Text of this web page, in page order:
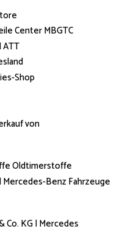
Center MBGTC
Shop
von
Oldtimerstoffe
Benz Fahrzeuge
Co. KG | Mercedes